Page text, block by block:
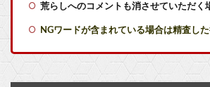
【艦これ】煙幕してんのに大暴れしすぎ
【艦これ】デイス 他
荒らしへのコメントも消させていただく
NGワードが含まれている場合は精査し